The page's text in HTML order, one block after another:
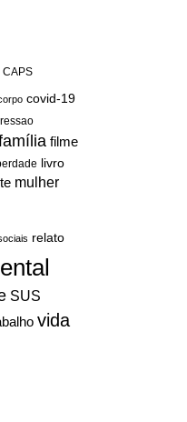
CAPS
covid-19
filme
livro
mulher
relato
SUS
vida